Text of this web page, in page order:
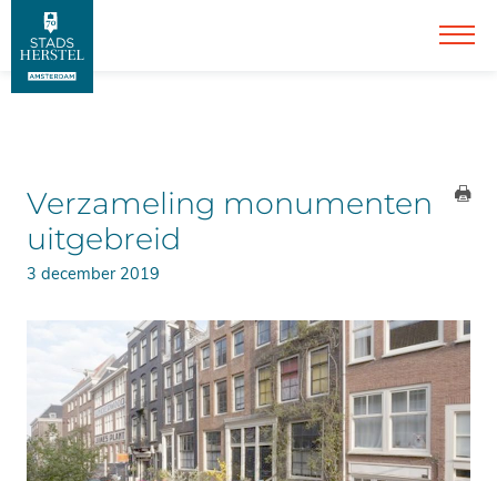
Verzameling monumenten
uitgebreid
3 december 2019